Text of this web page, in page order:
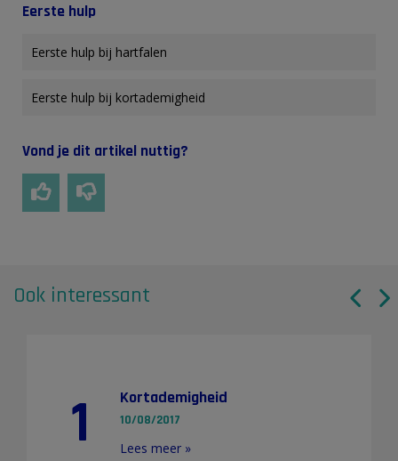
Eerste hulp
Eerste hulp bij hartfalen
Eerste hulp bij kortademigheid
Vond je dit artikel nuttig?
Ook interessant
1 Kortademigheid
10/08/2017
Lees meer »